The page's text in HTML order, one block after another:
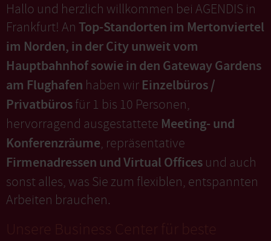
Hallo und herzlich willkommen bei AGENDIS in
Frankfurt! An Top-Standortenim Mertonviertel
im Norden, in der City unweit vom
Hauptbahnhof sowie in den Gateway Gardens
am Flughafen haben wir Einzelbüros /
Privatbürosfür 1 bis 10 Personen,
hervorragend ausgestattete Meeting- und
Konferenzräume, repräsentative
Firmenadressen und Virtual Offices und auch
sonst alles, was Sie zum flexiblen, entspannten
Arbeiten brauchen.
Unsere Business Center für beste